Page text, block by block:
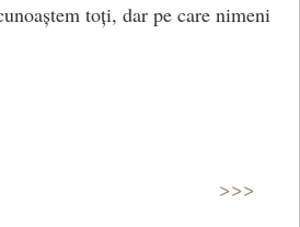
toți, dar pe care nimeni
>>>